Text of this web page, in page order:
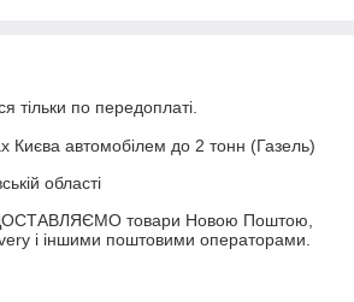
тільки по передоплаті.
Києва автомобілем до 2 тонн (Газель)
області
товари Новою Поштою,
і іншими поштовими операторами.